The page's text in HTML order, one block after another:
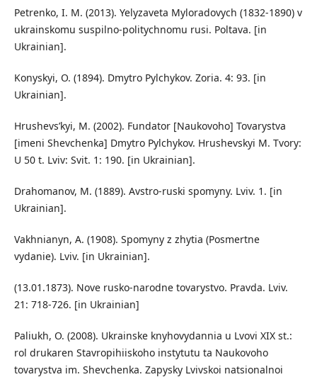
Petrenko, I. M. (2013). Yelyzaveta Myloradovych (1832-1890) v
ukrainskomu suspilno-politychnomu rusi. Poltava. [in
Ukrainian].
Konyskyi, O. (1894). Dmytro Pylchykov. Zoria. 4: 93. [in
Ukrainian].
Hrushevs’kyi, M. (2002). Fundator [Naukovoho] Tovarystva
[imeni Shevchenka] Dmytro Pylchykov. Hrushevskyi M. Tvory:
U 50 t. Lviv: Svit. 1: 190. [in Ukrainian].
Drahomanov, M. (1889). Avstro-ruski spomyny. Lviv. 1. [in
Ukrainian].
Vakhnianyn, A. (1908). Spomyny z zhytia (Posmertne
vydanie). Lviv. [in Ukrainian].
(13.01.1873). Nove rusko-narodne tovarystvo. Pravda. Lviv.
21: 718-726. [in Ukrainian]
Paliukh, O. (2008). Ukrainske knyhovydannia u Lvovi XIX st.:
rol drukaren Stavropihiiskoho instytutu ta Naukovoho
tovarystva im. Shevchenka. Zapysky Lvivskoi natsionalnoi